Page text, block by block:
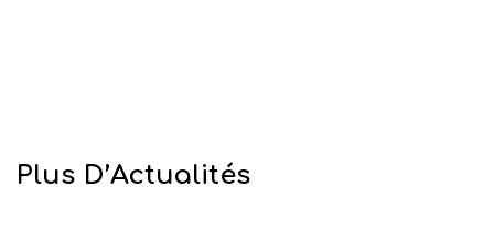
Plus D’Actualités